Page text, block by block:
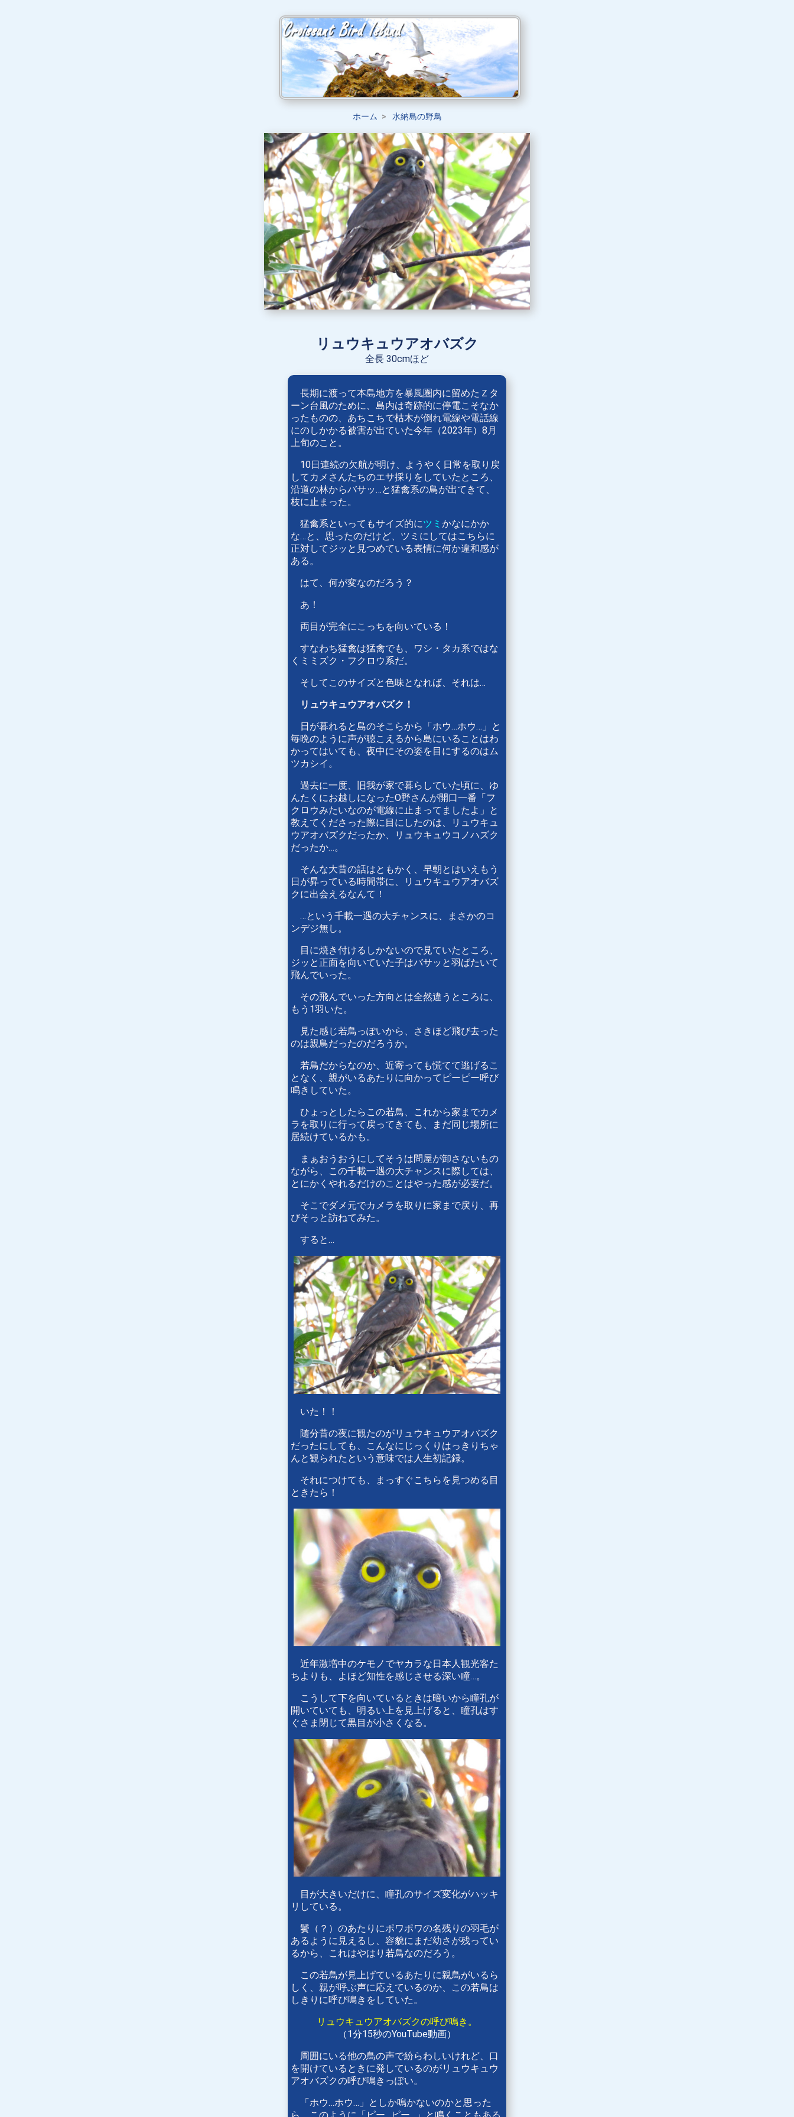
ホーム 水納島の野鳥
リュウキュウアオバズク
全長 30cmほど
長期に渡って本島地方を暴風圏内に留めたＺタ
ーン台風のために、島内は奇跡的に停電こそなか
ったものの、あちこちで枯木が倒れ電線や電話線
にのしかかる被害が出ていた今年（2023年）8月
上旬のこと。
10日連続の欠航が明け、ようやく日常を取り戻
してカメさんたちのエサ採りをしていたところ、
沿道の林からバサッ…と猛禽系の鳥が出てきて、
枝に止まった。
猛禽系といってもサイズ的にツミ かなにかか
な…と、思ったのだけど、ツミにしてはこちらに
正対してジッと見つめている表情に何か違和感が
ある。
はて、何が変なのだろう？
あ！
両目が完全にこっちを向いている！
すなわち猛禽は猛禽でも、ワシ・タカ系ではな
くミミズク・フクロウ系だ。
そしてこのサイズと色味となれば、それは…
リュウキュウアオバズク！
日が暮れると島のそこらから「ホウ…ホウ…」と
毎晩のように声が聴こえるから島にいることはわ
かってはいても、夜中にその姿を目にするのはム
ツカシイ。
過去に一度、旧我が家で暮らしていた頃に、ゆ
んたくにお越しになったO野さんが開口一番「フ
クロウみたいなのが電線に止まってましたよ」と
教えてくださった際に目にしたのは、リュウキュ
ウアオバズクだったか、リュウキュウコノハズク
だったか…。
そんな大昔の話はともかく、早朝とはいえもう
日が昇っている時間帯に、リュウキュウアオバズ
クに出会えるなんて！
…という千載一遇の大チャンスに、まさかのコ
ンデジ無し。
目に焼き付けるしかないので見ていたところ、
ジッと正面を向いていた子はバサッと羽ばたいて
飛んでいった。
その飛んでいった方向とは全然違うところに、
もう1羽いた。
見た感じ若鳥っぽいから、さきほど飛び去った
のは親鳥だったのだろうか。
若鳥だからなのか、近寄っても慌てて逃げるこ
となく、親がいるあたりに向かってピーピー呼び
鳴きしていた。
ひょっとしたらこの若鳥、これから家までカメ
ラを取りに行って戻ってきても、まだ同じ場所に
居続けているかも。
まぁおうおうにしてそうは問屋が卸さないもの
ながら、この千載一遇の大チャンスに際しては、
とにかくやれるだけのことはやった感が必要だ。
そこでダメ元でカメラを取りに家まで戻り、再
びそっと訪ねてみた。
すると…
いた！！
随分昔の夜に観たのがリュウキュウアオバズク
だったにしても、こんなにじっくりはっきりちゃ
んと観られたという意味では人生初記録。
それにつけても、まっすぐこちらを見つめる目
ときたら！
近年激増中のケモノでヤカラな日本人観光客た
ちよりも、よほど知性を感じさせる深い瞳…。
こうして下を向いているときは暗いから瞳孔が
開いていても、明るい上を見上げると、瞳孔はす
ぐさま閉じて黒目が小さくなる。
目が大きいだけに、瞳孔のサイズ変化がハッキ
リしている。
鬢（？）のあたりにポワポワの名残りの羽毛が
あるように見えるし、容貌にまだ幼さが残ってい
るから、これはやはり若鳥なのだろう。
この若鳥が見上げているあたりに親鳥がいるら
しく、親が呼ぶ声に応えているのか、この若鳥は
しきりに呼び鳴きをしていた。
リュウキュウアオバズクの呼び鳴き。
（1分15秒のYouTube動画）
周囲にいる他の鳥の声で紛らわしいけれど、口
を開けているときに発しているのがリュウキュウ
アオバズクの呼び鳴きっぽい。
「ホウ…ホウ…」としか鳴かないのかと思った